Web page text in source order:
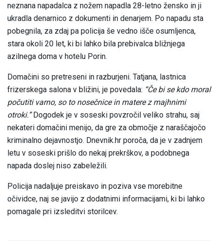
neznana napadalca z nožem napadla 28-letno žensko in ji
ukradla denarnico z dokumenti in denarjem. Po napadu sta
pobegnila, za zdaj pa policija še vedno išče osumljenca,
stara okoli 20 let, ki bi lahko bila prebivalca bližnjega
azilnega doma v hotelu Porin.
Domačini so pretreseni in razburjeni. Tatjana, lastnica
frizerskega salona v bližini, je povedala: “Če bi se kdo moral
počutiti varno, so to nosečnice in matere z majhnimi
otroki.”Dogodek je v soseski povzročil veliko strahu, saj
nekateri domačini menijo, da gre za območje z naraščajočo
kriminalno dejavnostjo. Dnevnik.hr poroča, da je v zadnjem
letu v soseski prišlo do nekaj prekrškov, a podobnega
napada doslej niso zabeležili.
Policija nadaljuje preiskavo in poziva vse morebitne
očividce, naj se javijo z dodatnimi informacijami, ki bi lahko
pomagale pri izsleditvi storilcev.